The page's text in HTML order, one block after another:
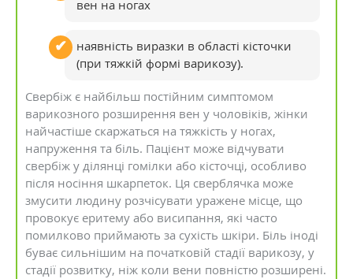
вен на ногах
наявність виразки в області кісточки
(при тяжкій формі варикозу).
Свербіж є найбільш постійним симптомом
варикозного розширення вен у чоловіків, жінки
найчастіше скаржаться на тяжкість у ногах,
напруження та біль. Пацієнт може відчувати
свербіж у ділянці гомілки або кісточці, особливо
після носіння шкарпеток. Ця сверблячка може
змусити людину розчісувати уражене місце, що
провокує еритему або висипання, які часто
помилково приймають за сухість шкіри. Біль іноді
буває сильнішим на початковій стадії варикозу, у
стадії розвитку, ніж коли вени повністю розширені.